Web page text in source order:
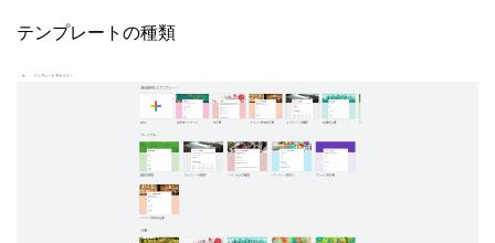
テンプレートの種類